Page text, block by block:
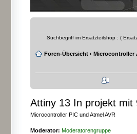
Suchbegriff im Ersatzteilshop : (
Foren-Übersicht ‹ Microcontroller
Attiny 13 In projekt mit
Microcontroller PIC und Atmel AVR
Moderator: Moderatorengruppe